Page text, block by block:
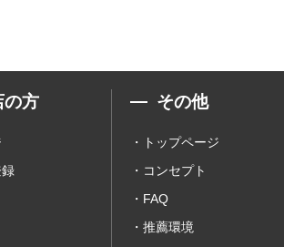
の方 その他
トップページ
コンセプト
FAQ
推薦環境